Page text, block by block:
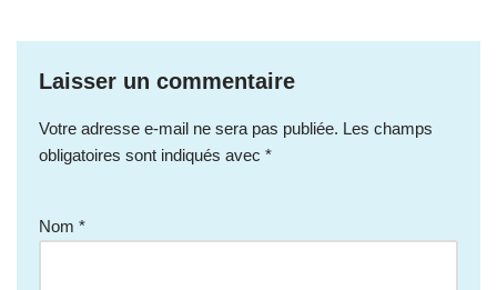
Laisser un commentaire
Votre adresse e-mail ne sera pas publiée. Les champs
obligatoires sont indiqués avec *
Nom *